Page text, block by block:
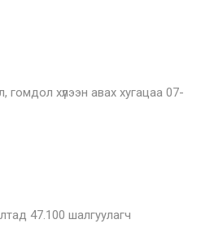
хүлээн авах хугацаа 07-
47.100 шалгуулагч